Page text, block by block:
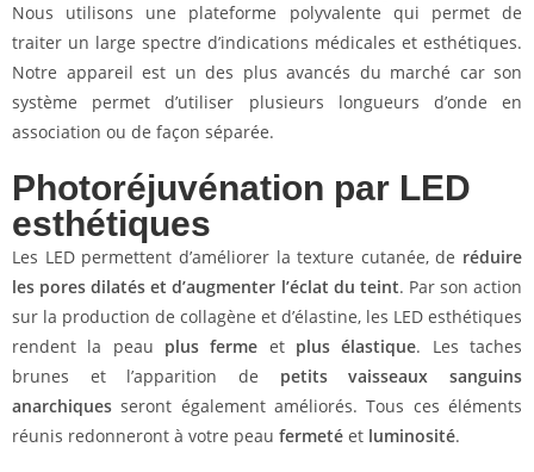
Nous utilisons une plateforme polyvalente qui permet de
traiter un large spectre d’indications médicales et esthétiques.
Notre appareil est un des plus avancés du marché car son
système permet d’utiliser plusieurs longueurs d’onde en
association ou de façon séparée.
Photoréjuvénation par LED
esthétiques
Les LED permettent d’améliorer la texture cutanée, de réduire
les pores dilatés et d’augmenter l’éclat du teint. Par son action
sur la production de collagène et d’élastine, les LED esthétiques
rendent la peau plus ferme et plus élastique. Les taches
brunes et l’apparition de petits vaisseaux sanguins
anarchiques seront également améliorés. Tous ces éléments
réunis redonneront à votre peau fermeté et luminosité.